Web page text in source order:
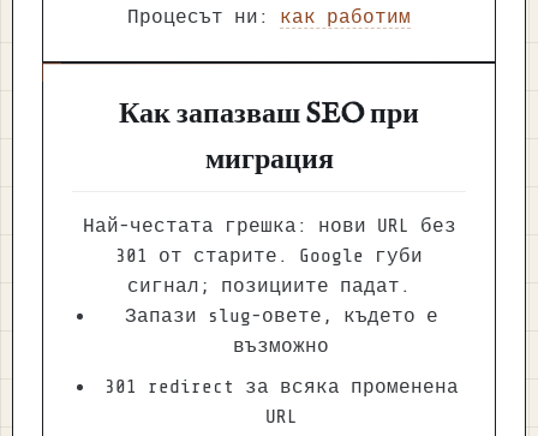
Процесът ни: как работим
Как запазваш SEO при
миграция
Най-честата грешка: нови URL без
301 от старите. Google губи
сигнал; позициите падат.
Запази slug-овете, където е
възможно
301 redirect за всяка променена
URL